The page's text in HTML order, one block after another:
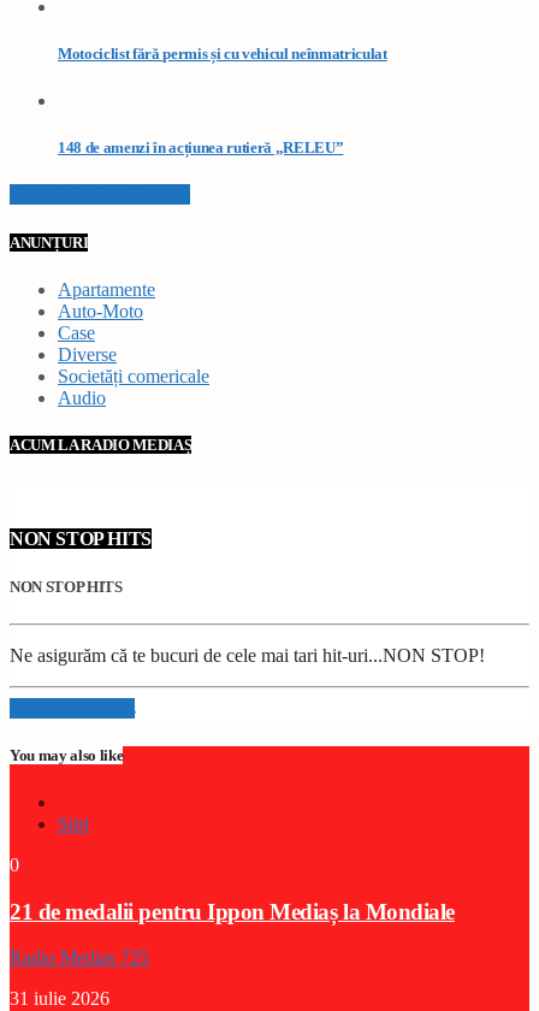
Motociclist fără permis și cu vehicul neînmatriculat
148 de amenzi în acțiunea rutieră „RELEU”
ANUNȚURI
Apartamente
Auto-Moto
Case
Diverse
Societăți comericale
Audio
ACUM LA RADIO MEDIAȘ
NON STOP HITS
NON STOP HITS
Ne asigurăm că te bucuri de cele mai tari hit-uri...NON STOP!
Info and episodes
You may also like
Stiri
0
21 de medalii pentru Ippon Mediaș la Mondiale
Radio Medias 725
31 iulie 2026